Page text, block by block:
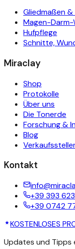
Gliedmaßen &
Magen-
Hufpflege
Schnitte,
Miraclay
Shop
Protokolle
Über uns
Die Tonerde
Forschung &
Blog
Kontakt
+39 393
+39 0742
KOSTENLOSES
Updates und Tipps